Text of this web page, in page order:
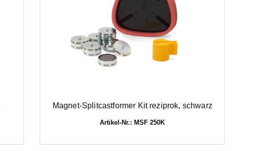
Magnet-Splitcastformer Kit reziprok, schwarz
Artikel-Nr.: MSF 250K